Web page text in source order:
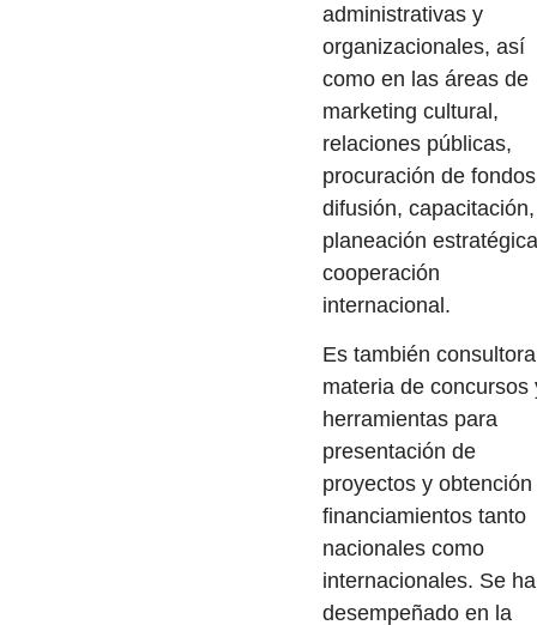
administrativas y
organizacionales, así
como en las áreas de
marketing cultural,
relaciones públicas,
procuración de
difusión, capacitación,
planeación
cooperación
internacional.
Es también
materia de concursos
herramientas para
presentación de
proyectos y obtención
financiamientos tanto
nacionales como
internacionales. Se ha
desempeñado en la